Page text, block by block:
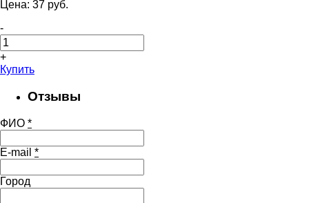
Цена: 37 pуб.
-
+
Купить
Отзывы
ФИО *
E-mail *
Город